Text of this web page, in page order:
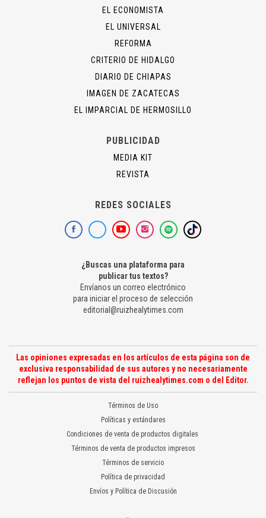
EL ECONOMISTA
EL UNIVERSAL
REFORMA
CRITERIO DE HIDALGO
DIARIO DE CHIAPAS
IMAGEN DE ZACATECAS
EL IMPARCIAL DE HERMOSILLO
PUBLICIDAD
MEDIA KIT
REVISTA
REDES SOCIALES
¿Buscas una plataforma para
publicar tus textos?
Envíanos un correo electrónico
para iniciar el proceso de selección
editorial@ruizhealytimes.com
Las opiniones expresadas en los artículos de esta página son de
exclusiva responsabilidad de sus autores y no necesariamente
reflejan los puntos de vista del ruizhealytimes.com o del Editor.
Términos de Uso
Políticas y estándares
Condiciones de venta de productos digitales
Términos de venta de productos impresos
Términos de servicio
Política de privacidad
Envíos y Política de Discusión